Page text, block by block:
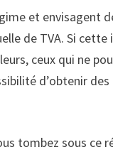
et envisagent
de TVA. Si
ceux qui ne
d’obtenir
tombez sous ce